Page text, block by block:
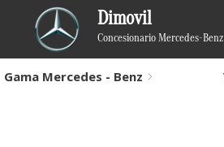
Dimovil
Concesionario Mercedes-Benz
Gama Mercedes - Benz